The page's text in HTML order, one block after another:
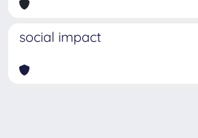
social impact